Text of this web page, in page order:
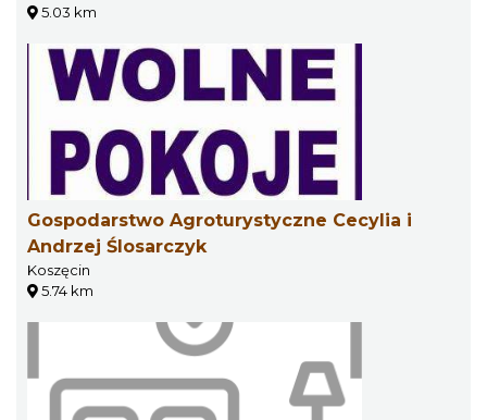
5.03 km
Gospodarstwo Agroturystyczne Cecylia i
Andrzej Ślosarczyk
Koszęcin
5.74 km